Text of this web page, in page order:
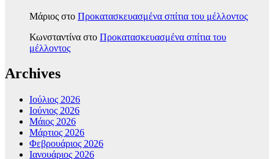
Μάριος στο Προκατασκευασμένα σπίτια του μέλλοντος
Κωνσταντίνα στο Προκατασκευασμένα σπίτια του
μέλλοντος
Archives
Ιούλιος 2026
Ιούνιος 2026
Μάιος 2026
Μάρτιος 2026
Φεβρουάριος 2026
Ιανουάριος 2026